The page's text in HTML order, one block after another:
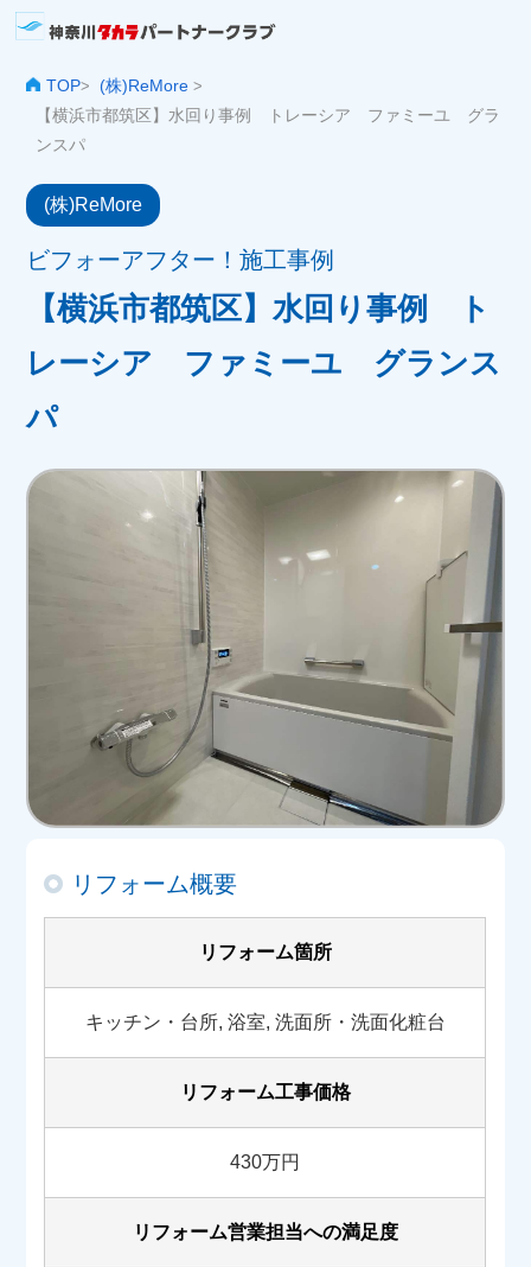
TOP> (株)ReMore>
【横浜市都筑区】水回り事例 トレーシア ファミーユ グラ
ンスパ
(株)ReMore
ビフォーアフター！施工事例
【横浜市都筑区】水回り事例 ト
レーシア ファミーユ グランス
パ
リフォーム概要
リフォーム箇所
キッチン・台所, 浴室, 洗面所・洗面化粧台
リフォーム工事価格
430万円
リフォーム営業担当への満足度